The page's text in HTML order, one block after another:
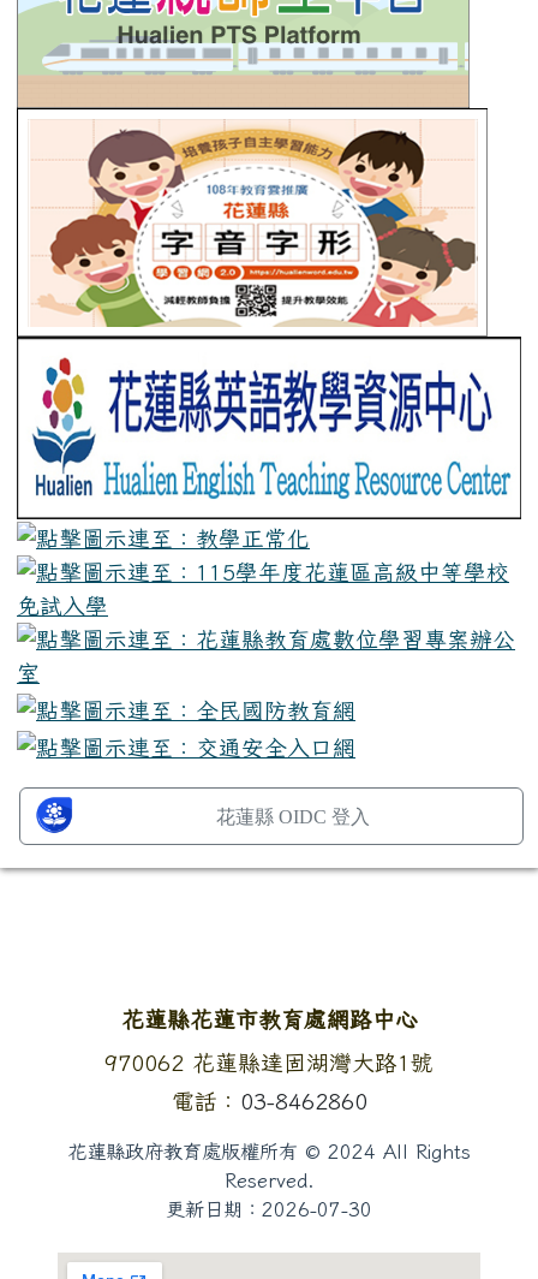
花蓮縣 OIDC 登入
頁尾區域內容
花蓮縣花蓮市教育處網路中心
地址：
970062 花蓮縣達固湖灣大路1號
電話： 03-8462860
花蓮縣政府教育處版權所有 © 2024 All Rights
Reserved.
更新日期： 2026-07-30